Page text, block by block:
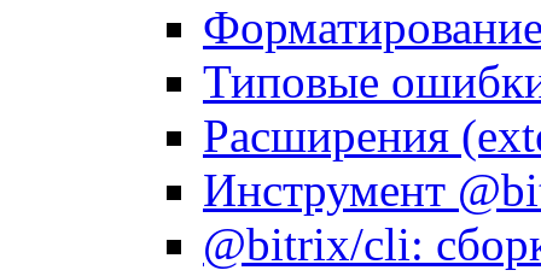
Типовые
Расширения
Инструмент
@bitrix/cli: